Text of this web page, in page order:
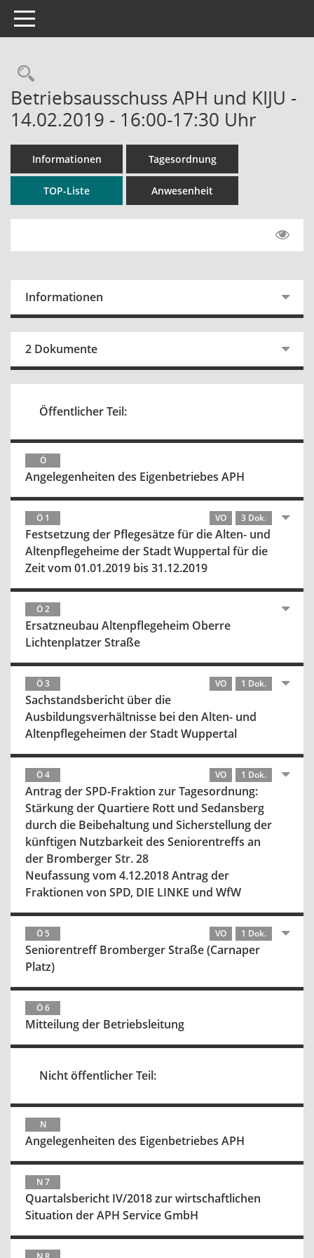
Toggle navigation
Rechercheauswahl
Betriebsausschuss APH und KIJU -
14.02.2019 - 16:00-17:30 Uhr
Informationen Tagesordnung
TOP-Liste Anwesenheit
Informationen
2 Dokumente
Öffentlicher Teil:
Ö
Angelegenheiten des Eigenbetriebes APH
Ö 1 VO 3 Dok.
Festsetzung der Pflegesätze für die Alten- und
Altenpflegeheime der Stadt Wuppertal für die
Zeit vom 01.01.2019 bis 31.12.2019
Ö 2
Ersatzneubau Altenpflegeheim Oberre
Lichtenplatzer Straße
Ö 3 VO 1 Dok.
Sachstandsbericht über die
Ausbildungsverhältnisse bei den Alten- und
Altenpflegeheimen der Stadt Wuppertal
Ö 4 VO 1 Dok.
Antrag der SPD-Fraktion zur Tagesordnung:
Stärkung der Quartiere Rott und Sedansberg
durch die Beibehaltung und Sicherstellung der
künftigen Nutzbarkeit des Seniorentreffs an
der Bromberger Str. 28
Neufassung vom 4.12.2018 Antrag der
Fraktionen von SPD, DIE LINKE und WfW
Ö 5 VO 1 Dok.
Seniorentreff Bromberger Straße (Carnaper
Platz)
Ö 6
Mitteilung der Betriebsleitung
Nicht öffentlicher Teil:
N
Angelegenheiten des Eigenbetriebes APH
N 7
Quartalsbericht IV/2018 zur wirtschaftlichen
Situation der APH Service GmbH